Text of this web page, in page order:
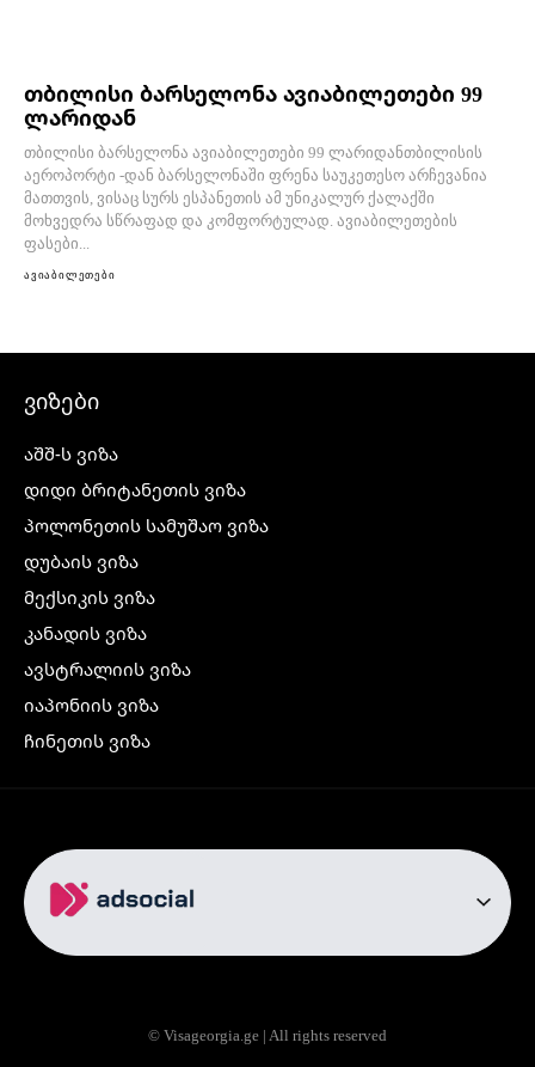
თბილისი ბარსელონა ავიაბილეთები 99
ლარიდან
თბილისი ბარსელონა ავიაბილეთები 99 ლარიდანთბილისის
აეროპორტი -დან ბარსელონაში ფრენა საუკეთესო არჩევანია
მათთვის, ვისაც სურს ესპანეთის ამ უნიკალურ ქალაქში
მოხვედრა სწრაფად და კომფორტულად. ავიაბილეთების
ფასები...
ავიაბილეთები
ვიზები
აშშ-ს ვიზა
დიდი ბრიტანეთის ვიზა
პოლონეთის სამუშაო ვიზა
დუბაის ვიზა
მექსიკის ვიზა
კანადის ვიზა
ავსტრალიის ვიზა
იაპონიის ვიზა
ჩინეთის ვიზა
ჩრდილოეთ ირლანდიის ვიზა
რუსეთის ვიზა
ავიაბილეთები
თბილისი ბაქო
© Visageorgia.ge | All rights reserved